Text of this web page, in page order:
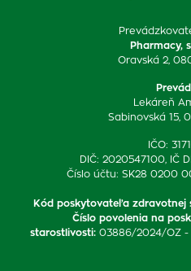
Pharmacy,
Oravská 2,
Lekáreň
Sabinovská 15,
IČO:
DIČ: 2020547100, IČ
Číslo účtu: SK28 0200
Kód poskytovateľa zdravotnej
Číslo povolenia na
starostlivosti: 03886/2024/OZ -